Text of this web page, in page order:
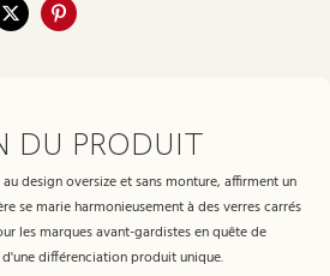
DU PRODUIT
au design oversize et sans monture, affirment un
se marie harmonieusement à des verres carrés
les marques avant-gardistes en quête de
différenciation produit unique.